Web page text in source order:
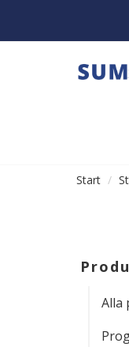
Start
Alla